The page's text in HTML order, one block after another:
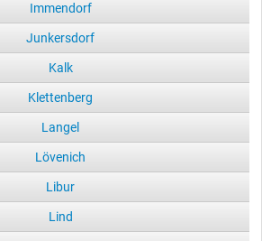
Immendorf
Junkersdorf
Kalk
Klettenberg
Langel
Lövenich
Libur
Lind